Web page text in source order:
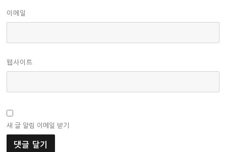
이메일
웹사이트
새 글 알림 이메일 받기